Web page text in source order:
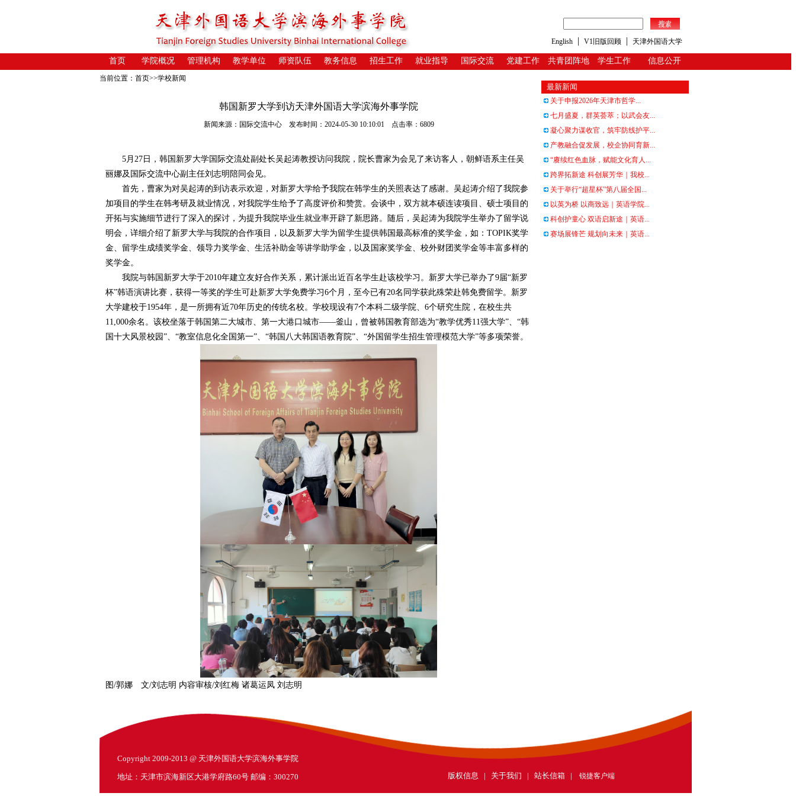
English | V1旧版回顾 | 天津外国语大学
首页 学院概况 管理机构 教学单位 师资队伍 教务信息 招生工作 就业指导 国际交流 党建工作 共青团阵地 学生工作 信息公开
当前位置： 首页>>学校新闻
最新新闻
关于申报2026年天津市哲学...
七月盛夏，群英荟萃；以武会友...
凝心聚力谋收官，筑牢防线护平...
产教融合促发展，校企协同育新...
“赓续红色血脉，赋能文化育人...
跨界拓新途 科创展芳华｜我校...
关于举行“超星杯”第八届全国...
以英为桥 以商致远｜英语学院...
科创护童心 双语启新途｜英语...
赛场展锋芒 规划向未来｜英语...
韩国新罗大学到访天津外国语大学滨海外事学院
新闻来源：国际交流中心 发布时间：2024-05-30 10:10:01 点击率：6809
5月27日，韩国新罗大学国际交流处副处长吴起涛教授访问我院，院长曹家为会见了来访客人，朝鲜语系主任吴
丽娜及国际交流中心副主任刘志明陪同会见。
首先，曹家为对吴起涛的到访表示欢迎，对新罗大学给予我院在韩学生的关照表达了感谢。吴起涛介绍了我院参
加项目的学生在韩考研及就业情况，对我院学生给予了高度评价和赞赏。会谈中，双方就本硕连读项目、硕士项目的
开拓与实施细节进行了深入的探讨，为提升我院毕业生就业率开辟了新思路。随后，吴起涛为我院学生举办了留学说
明会，详细介绍了新罗大学与我院的合作项目，以及新罗大学为留学生提供韩国最高标准的奖学金，如：TOPIK奖学
金、留学生成绩奖学金、领导力奖学金、生活补助金等讲学助学金，以及国家奖学金、校外财团奖学金等丰富多样的
奖学金。
我院与韩国新罗大学于2010年建立友好合作关系，累计派出近百名学生赴该校学习。新罗大学已举办了9届“新罗
杯”韩语演讲比赛，获得一等奖的学生可赴新罗大学免费学习6个月，至今已有20名同学获此殊荣赴韩免费留学。新罗
大学建校于1954年，是一所拥有近70年历史的传统名校。学校现设有7个本科二级学院、6个研究生院，在校生共
11,000余名。该校坐落于韩国第二大城市、第一大港口城市——釜山，曾被韩国教育部选为“教学优秀11强大学”、“韩
国十大风景校园”、“教室信息化全国第一”、“韩国八大韩国语教育院”、“外国留学生招生管理模范大学”等多项荣誉。
图/郭娜 文/刘志明 内容审核/刘红梅 诸葛运凤 刘志明
Copyright 2009-2013 @ 天津外国语大学滨海外事学院
地址：天津市滨海新区大港学府路60号 邮编：300270 版权信息 | 关于我们 | 站长信箱 | 锐捷客户端